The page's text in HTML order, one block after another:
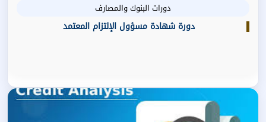
دورات البنوك والمصارف
دورة شهادة مسؤول الإلتزام المعتمد